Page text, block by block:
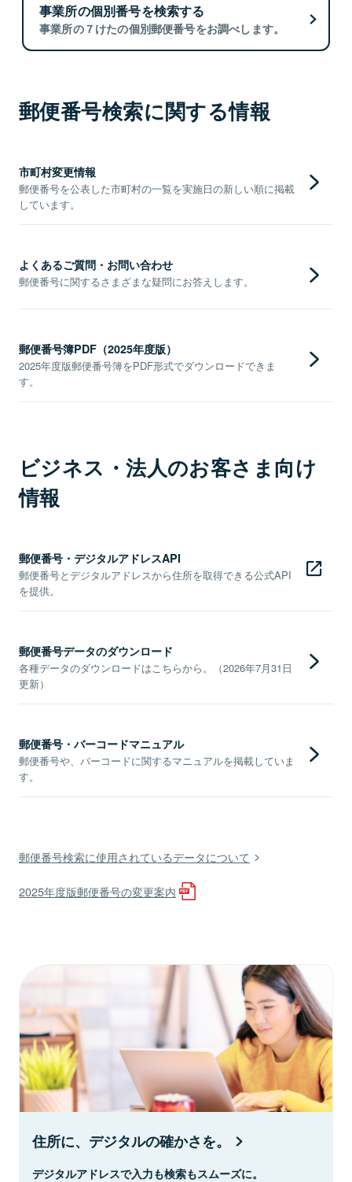
事業所の個別番号を検索する
事業所の７けたの個別郵便番号をお調べします。
郵便番号検索に関する情報
市町村変更情報
郵便番号を公表した市町村の一覧を実施日の新しい順に掲載
しています。
よくあるご質問・お問い合わせ
郵便番号に関するさまざまな疑問にお答えします。
郵便番号簿PDF（2025年度版）
2025年度版郵便番号簿をPDF形式でダウンロードできま
す。
ビジネス・法人のお客さま向け
情報
郵便番号・デジタルアドレスAPI
郵便番号とデジタルアドレスから住所を取得できる公式API
を提供。
郵便番号データのダウンロード
各種データのダウンロードはこちらから。（2026年7月31日
更新）
郵便番号・バーコードマニュアル
郵便番号や、バーコードに関するマニュアルを掲載していま
す。
郵便番号検索に使用されているデータについて
2025年度版郵便番号の変更案内
住所に、デジタルの確かさを。
デジタルアドレスで入力も検索もスムーズに。